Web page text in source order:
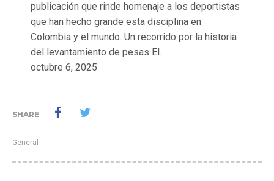
publicación que rinde homenaje a los deportistas
que han hecho grande esta disciplina en
Colombia y el mundo. Un recorrido por la historia
del levantamiento de pesas El…
octubre 6, 2025
SHARE
General